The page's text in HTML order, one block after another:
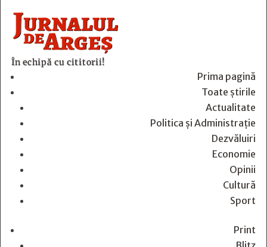
În echipă cu cititorii!
Prima pagină
Toate știrile
Actualitate
Politica și Administrație
Dezvăluiri
Economie
Opinii
Cultură
Sport
Print